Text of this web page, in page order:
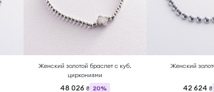
Женский золотой браслет с куб.
циркониями
48 026 ₴ 20%
Женский
42 624 ₴